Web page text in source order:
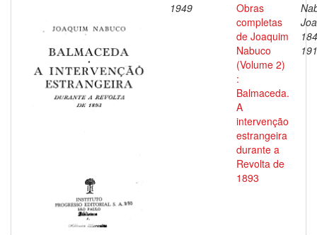
1949
Obras
completas
de Joaquim
Nabuco
(Volume 2)
:
Balmaceda.
A
intervenção
estrangeira
durante a
Revolta de
1893